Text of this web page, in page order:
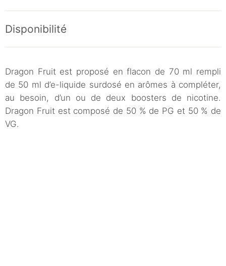
Disponibilité
Dragon Fruit est proposé en flacon de 70 ml rempli
de 50 ml d’e-liquide surdosé en arômes à compléter,
au besoin, d’un ou de deux boosters de nicotine.
Dragon Fruit est composé de 50 % de PG et 50 % de
VG.